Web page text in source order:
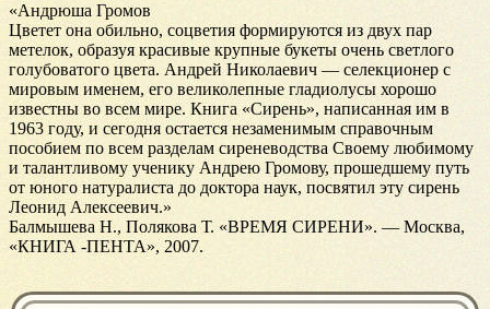
«Андрюша Громов
Цветет она обильно, соцветия формируются из двух пар
метелок, образуя красивые крупные букеты очень светлого
голубоватого цвета. Андрей Николаевич — селекционер с
мировым именем, его великолепные гладиолусы хорошо
известны во всем мире. Книга «Сирень», написанная им в
1963 году, и сегодня остается незаменимым справочным
пособием по всем разделам сиреневодства Своему любимому
и талантливому ученику Андрею Громову, прошедшему путь
от юного натуралиста до доктора наук, посвятил эту сирень
Леонид Алексеевич.»
Балмышева Н., Полякова Т. «ВРЕМЯ СИРЕНИ». — Москва,
«КНИГА -ПЕНТА», 2007.